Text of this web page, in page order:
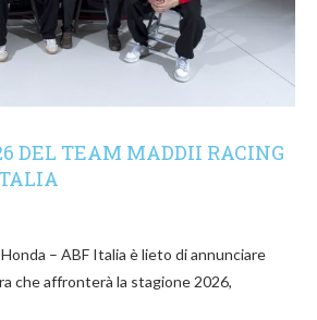
DEL TEAM MADDII RACING
– ABF Italia è lieto di annunciare
che affronterà la stagione 2026,